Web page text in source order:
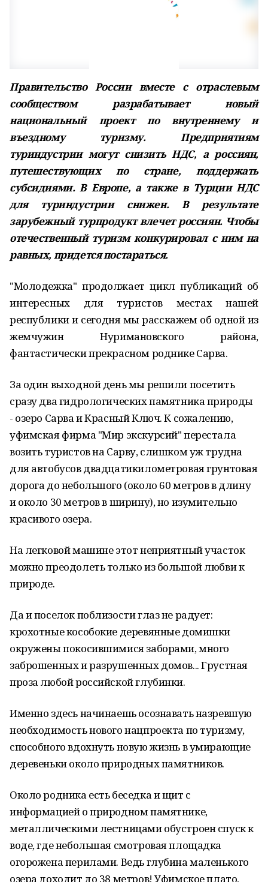
Правительство России вместе с отраслевым
сообществом разрабатывает новый
национальный проект по внутреннему и
въездному туризму. Предприятиям
туриндустрии могут снизить НДС, а россиян,
путешествующих по стране, поддержать
субсидиями. В Европе, а также в Турции НДС
для туриндустрии снижен. В результате
зарубежный турпродукт влечет россиян. Чтобы
отечественный туризм конкурировал с ним на
равных, придется постараться.
"Молодежка" продолжает цикл публикаций об
интересных для туристов местах нашей
республики и сегодня мы расскажем об одной из
жемчужин Нуримановского района,
фантастически прекрасном роднике Сарва.
За один выходной день мы решили посетить
сразу два гидрологических памятника природы
- озеро Сарва и Красный Ключ. К сожалению,
уфимская фирма "Мир экскурсий" перестала
возить туристов на Сарву, слишком уж трудна
для автобусов двадцатикилометровая грунтовая
дорога до небольшого (около 60 метров в длину
и около 30 метров в ширину), но изумительно
красивого озера.
На легковой машине этот неприятный участок
можно преодолеть только из большой любви к
природе.
Да и поселок поблизости глаз не радует:
крохотные кособокие деревянные домишки
окружены покосившимися заборами, много
заброшенных и разрушенных домов... Грустная
проза любой российской глубинки.
Именно здесь начинаешь осознавать назревшую
необходимость нового нацпроекта по туризму,
способного вдохнуть новую жизнь в умирающие
деревеньки около природных памятников.
Около родника есть беседка и щит с
информацией о природном памятнике,
металлическими лестницами обустроен спуск к
воде, где небольшая смотровая площадка
огорожена перилами. Ведь глубина маленького
озера доходит до 38 метров! Уфимское плато,